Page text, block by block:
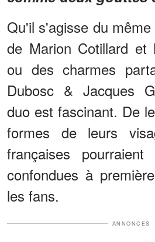
Qu'il s'agisse du
de Marion Cotillard et
ou des charmes
Dubosc & Jacques
duo est fascinant. De
formes de leurs
françaises
confondues à
les fans.
ANNONCES